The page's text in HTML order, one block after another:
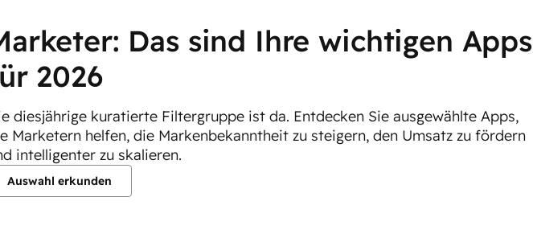
Das sind Ihre wichtigen Apps
2026
diesjährige kuratierte Filtergruppe ist da. Entdecken Sie ausgewählte Apps,
Marketern helfen, die Markenbekanntheit zu steigern, den Umsatz zu fördern
intelligenter zu skalieren.
Auswahl erkunden